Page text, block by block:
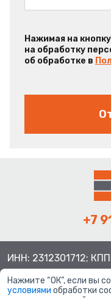
Нажимая на
на обработку
об обработке в
+7
ИНН: 2312301712;
Нажмите “ОК”, если вы
условиями обработки